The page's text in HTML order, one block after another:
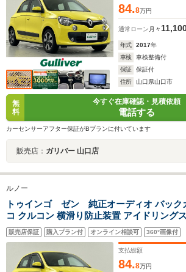
84.8万円
通常ローン 月々
年式 2017年
車検
車検整備付
保証
保証付
住所
山口県山口市
無
料
今すぐ在庫確認・見積依頼
電話する
カーセンサーアフター保証がBプランに付いています
販売店： ガリバー 山口店
ルノー
トゥインゴ ゼン 純正オーディオ バック
コ クルコン 横滑り防止装置 アイドリング
ドライトレベライザー LEDライト 純正フロ
コンキー スペアキー1本
販売店保証 購入プラン付 オンライン相談可 360°画像付
支払総額
84.8万円